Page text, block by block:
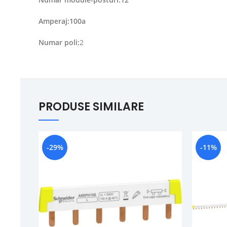
Amperaj:100a
Numar poli:2
PRODUSE SIMILARE
-29% -11%